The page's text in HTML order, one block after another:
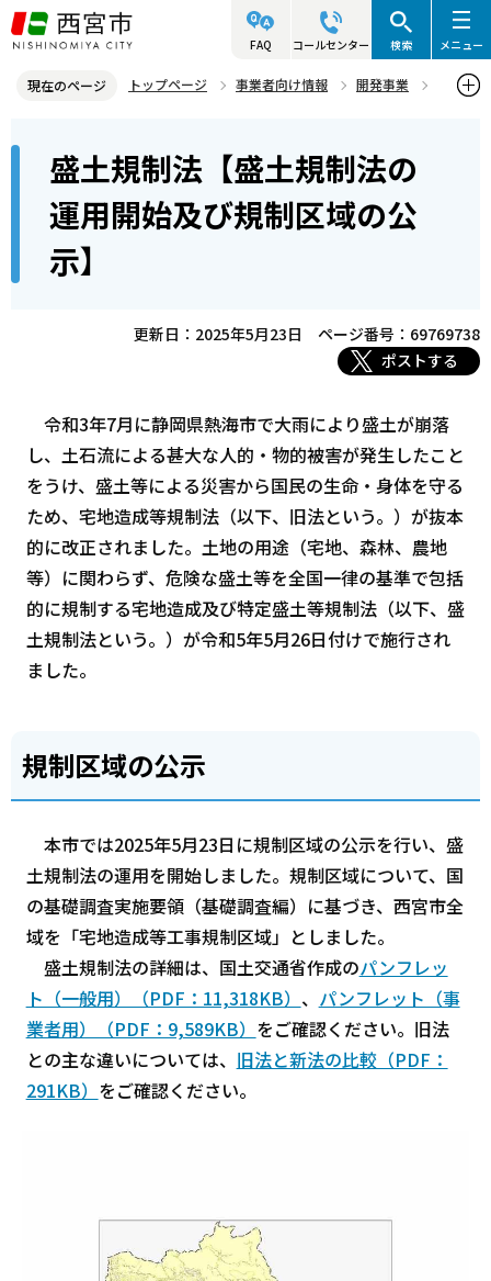
こ
の
ジ
す
FAQ コールセンター 検索 メニュー
現在のページ トップページ 事業者向け情報
開発事業
盛土規制法【盛土規制法の運用開始及び規制区域の公示】
ら
盛土規制法【盛土規制法の
運用開始及び規制区域の公
示】
更新日：2025年5月23日
ページ番号：69769738
ポストする
令和3年7月に静岡県熱海市で大雨により盛土が崩落
し、土石流による甚大な人的・物的被害が発生したこと
をうけ、盛土等による災害から国民の生命・身体を守る
ため、宅地造成等規制法（以下、旧法という。）が抜本
的に改正されました。土地の用途（宅地、森林、農地
等）に関わらず、危険な盛土等を全国一律の基準で包括
的に規制する宅地造成及び特定盛土等規制法（以下、盛
土規制法という。）が令和5年5月26日付けで施行され
ました。
規制区域の公示
本市では2025年5月23日に規制区域の公示を行い、盛
土規制法の運用を開始しました。規制区域について、国
の基礎調査実施要領（基礎調査編）に基づき、西宮市全
域を「宅地造成等工事規制区域」としました。
盛土規制法の詳細は、国土交通省作成のパンフレッ
ト（一般用）（PDF：11,318KB） 、 パンフレット（事
業者用）（PDF：9,589KB） をご確認ください。旧法
との主な違いについては、 旧法と新法の比較（PDF：
291KB） をご確認ください。